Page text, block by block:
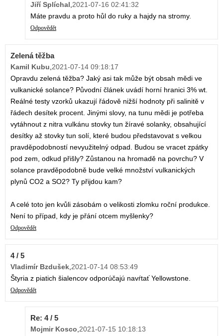
Jiří Splíchal,2021-07-16 02:41:32
Máte pravdu a proto hůl do ruky a hajdy na stromy.
Odpovědět
Zelená těžba
Kamil Kubu,2021-07-14 09:18:17
Opravdu zelená těžba? Jaký asi tak může být obsah mědi ve
vulkanické solance? Původní článek uvádí horní hranici 3% wt.
Reálné testy vzorků ukazují řádově nižší hodnoty při salinitě v
řádech desítek procent. Jinými slovy, na tunu mědi je potřeba
vytáhnout z nitra vulkánu stovky tun žíravé solanky, obsahující
desítky až stovky tun solí, které budou představovat s velkou
pravděpodobností nevyužitelný odpad. Budou se vracet zpátky
pod zem, odkud přišly? Zůstanou na hromadě na povrchu? V
solance pravděpodobně bude velké množství vulkanických
plynů CO2 a SO2? Ty přijdou kam?
A celé toto jen kvůli zásobám o velikosti zlomku roční produkce.
Není to případ, kdy je přání otcem myšlenky?
Odpovědět
4 / 5
Vladimír Bzdušek,2021-07-14 08:53:49
Štyria z piatich šialencov odporúčajú navŕtať Yellowstone.
Odpovědět
Re: 4 / 5
Mojmir Kosco,2021-07-15 10:18:13